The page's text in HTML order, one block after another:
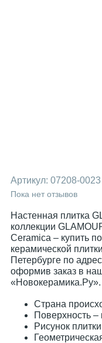
Артикул: 07208-0023
Пока нет отзывов
Настенная плитка
коллекции
Ceramica – купить
керамической
Петербурге по
оформив заказ в
«Новокерамика.Ру».
Страна
Поверхность –
Рисунок